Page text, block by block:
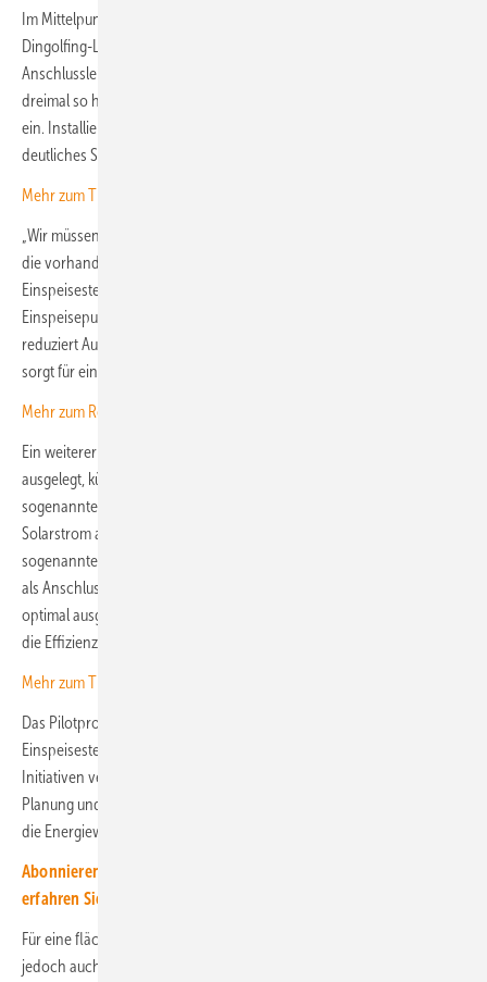
Im Mittelpunkt steht ein neues Umspannwerk, das in der Region
Dingolfing-Landau errichtet wird. Ursprünglich waren 80 Megawatt
Anschlussleistung ausgeschrieben, doch die Nachfrage lag fast
dreimal so hoch – über 230 Megawatt an Anschlussanfragen gingen
ein. Installiert werden nun 112 Megawatt Photovoltaikleistung, ein
deutliches Signal für das Potenzial der Erneuerbaren in Bayern.
Mehr zum Thema eigenes Umspannwerk für Planer lesen Sie hier.
„Wir müssen erneuerbare Energien schneller ans Netz bringen und
die vorhandenen Kapazitäten optimal nutzen“, betonte Aiwanger. Die
Einspeisesteckdose ermögliche gebündelte und intelligent gesteuerte
Einspeisepunkte, statt jede Anlage einzeln anzuschließen. Das Konzept
reduziert Aufwand und Kosten, erhöht die Planungssicherheit und
sorgt für einen effizienteren Netzbetrieb.
Mehr zum Recht auf einen Netzanschluss finden Sie hier.
Ein weiterer Vorteil: Der Standort in Niederviehbach ist darauf
ausgelegt, künftig Speicherlösungen zu integrieren. Diese
sogenannten Co-Location-Speicher können überschüssigen
Solarstrom aufnehmen und zeitversetzt einspeisen. Durch
sogenannte Überbauung – also mehr installierte Erzeugungsleistung
als Anschlusskapazität – wird der Netzanschluss über das Jahr
optimal ausgelastet. Das senkt volkswirtschaftliche Kosten und steigert
die Effizienz der gesamten Netzinfrastruktur.
Mehr zum Thema flexible Netztarife lesen Sie hier.
Das Pilotprojekt knüpft an den Erfolg der ersten deutschen
Einspeisesteckdose in Balzhausen (Landkreis Günzburg) an. Beide
Initiativen verdeutlichen, wie technische Innovation, regionale
Planung und politische Unterstützung zusammenwirken müssen, um
die Energiewende in Deutschland voranzubringen.
Abonnieren Sie unser Magazin als kostenlose Testversion und
erfahren Sie mehr zu diesen Themen.
Für eine flächendeckende Einführung solcher Projekte braucht es
jedoch auch neue gesetzliche Rahmenbedingungen auf